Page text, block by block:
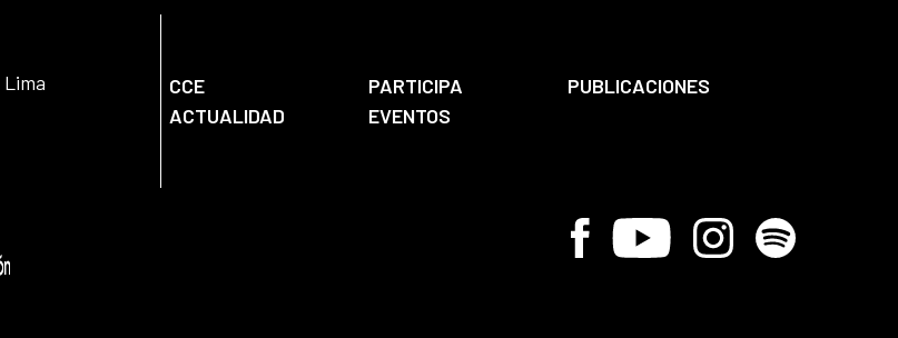
CCE PARTICIPA
PUBLICACIONES
ACTUALIDAD
EVENTOS
Facebook
Youtube InstagramSpotify